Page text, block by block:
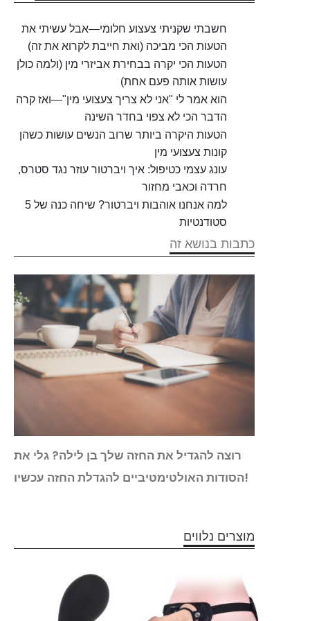
חשבתי שקניתי צעצוע חלומי—אבל עשיתי את
הטעות הכי מביכה (ואת חייבת לקרוא את זה)
הטעות הכי יקרה בבחירת אביזרי מין (ולמה כולן
עושות אותה פעם אחת)
הוא אמר לי "אני לא צריך צעצועי מין"—ואז קרה
הדבר הכי לא צפוי בחדר השינה
הטעות היקרה ביותר שרוב הנשים עושות כשהן
קונות צעצועי מין
עונג עצמי כטיפול: איך ויברטור עוזר נגד סטרס,
חרדה וכאבי מחזור
למה אנחנו אוהבות ויברטור? שיחה כנה של 5
סטודנטיות
כתבות בנושא זה
רוצה להגדיל את החזה שלך בן לילה? גלי את
הסודות האולטימטיביים להגדלת החזה עכשיו!
מוצרים נלווים